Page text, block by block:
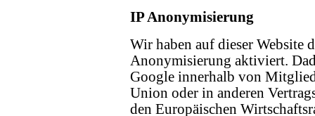
IP Anonymisierung
Wir haben auf dieser Website
Anonymisierung aktiviert.
Google innerhalb von
Union oder in anderen
den Europäischen